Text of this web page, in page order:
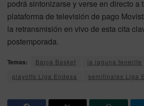
podrá sintonizarse y verse en directo a
plataforma de televisión de pago
la retransmisión en vivo de esta cita
postemporada.
Temas: Barça Basket la laguna tenerife
playoffs Liga Endesa
semifinales Liga